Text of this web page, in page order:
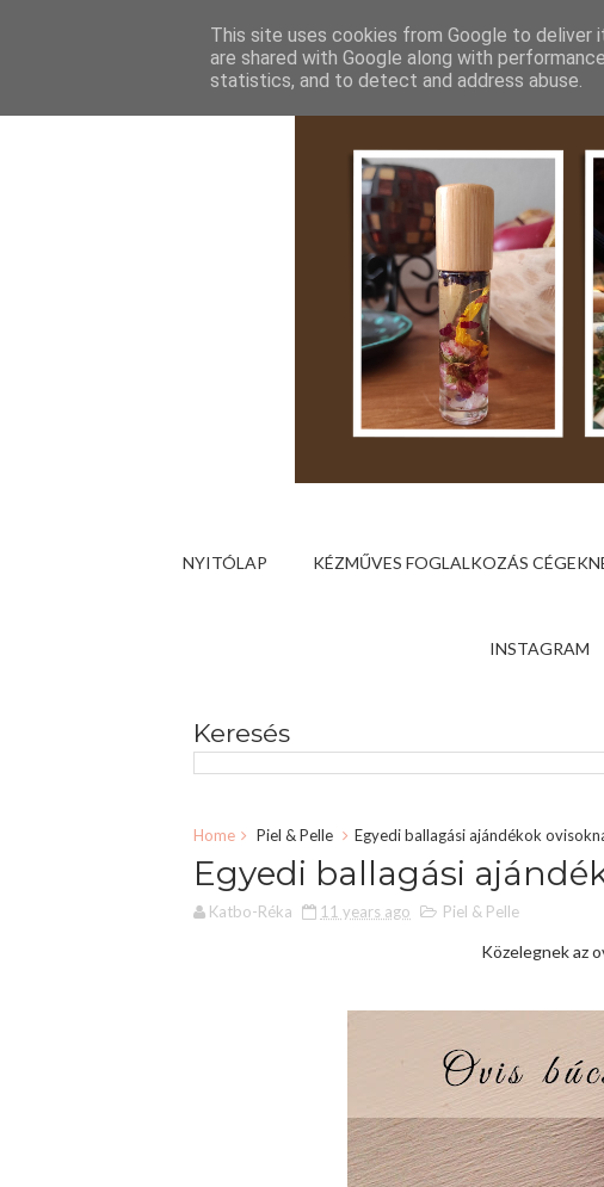
NYITÓLAP KÉZMŰVES FOGLALKOZÁS
INSTAGRAM
Keresés
Home Piel & Pelle Egyedi ballagási ajándékok
Egyedi ballagási
Katbo-Réka 11 years ago Piel & Pelle
Közelegnek az
This site uses cookies from Google to deliver
are shared with Google along with
statistics, and to detect and address abuse.